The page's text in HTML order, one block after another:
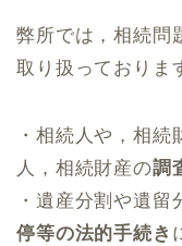
弊所では，相続問
取り扱っておりま
・相続人や，相
人，相続財産の調
・遺産分割や遺
停等の法的手続き